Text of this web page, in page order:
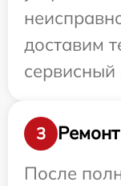
доставим
сервисный
3
После